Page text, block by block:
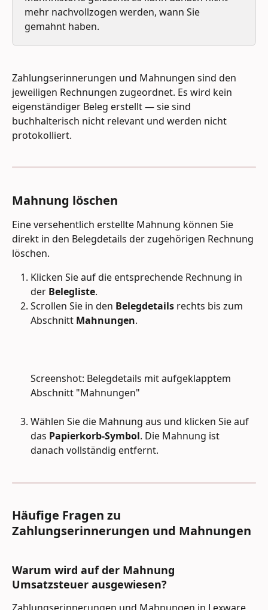
mehr nachvollzogen werden, wann Sie
gemahnt haben.
Zahlungserinnerungen und Mahnungen sind den
jeweiligen Rechnungen zugeordnet. Es wird kein
eigenständiger Beleg erstellt — sie sind
buchhalterisch nicht relevant und werden nicht
protokolliert.
Mahnung löschen
Eine versehentlich erstellte Mahnung können Sie
direkt in den Belegdetails der zugehörigen Rechnung
löschen.
Klicken Sie auf die entsprechende Rechnung in
der Belegliste.
Scrollen Sie in den Belegdetails rechts bis zum
Abschnitt Mahnungen.
Screenshot: Belegdetails mit aufgeklapptem
Abschnitt "Mahnungen"
Wählen Sie die Mahnung aus und klicken Sie auf
das Papierkorb-Symbol. Die Mahnung ist
danach vollständig entfernt.
Häufige Fragen zu
Zahlungserinnerungen und Mahnungen
Warum wird auf der Mahnung
Umsatzsteuer ausgewiesen?